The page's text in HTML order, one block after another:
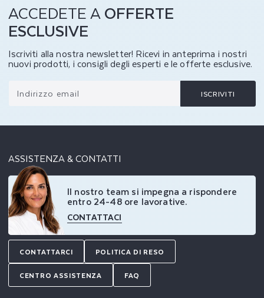
ACCEDETE AOFFERTE
ESCLUSIVE
Iscriviti alla nostra newsletter! Ricevi in anteprima i nostri
nuovi prodotti, i consigli degli esperti e le offerte esclusive.
Indirizzo email ISCRIVITI
ASSISTENZA & CONTATTI
Il nostro team si impegna a rispondere
entro 24-48 ore lavorative.
CONTATTACI
CONTATTARCI POLITICA DI RESO
CENTRO ASSISTENZA FAQ